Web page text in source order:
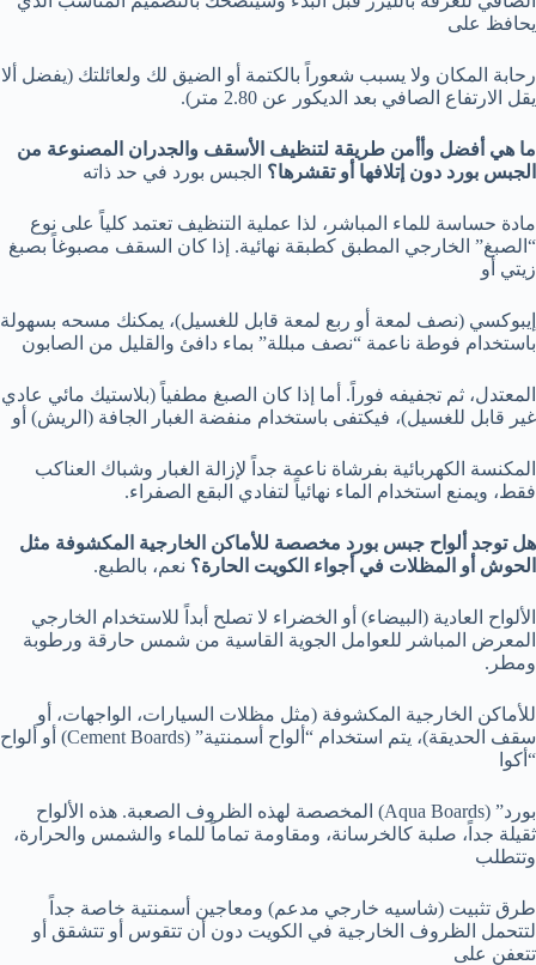
يحافظ على
رحابة المكان ولا يسبب شعوراً بالكتمة أو الضيق لك ولعائلتك (يفضل ألا
يقل الارتفاع الصافي بعد الديكور عن 2.80 متر).
ما هي أفضل وأأمن طريقة لتنظيف الأسقف والجدران المصنوعة من
الجبس بورد دون إتلافها أو تقشرها؟ الجبس بورد في حد ذاته
مادة حساسة للماء المباشر، لذا عملية التنظيف تعتمد كلياً على نوع
“الصبغ” الخارجي المطبق كطبقة نهائية. إذا كان السقف مصبوغاً بصبغ
زيتي أو
إيبوكسي (نصف لمعة أو ربع لمعة قابل للغسيل)، يمكنك مسحه بسهولة
باستخدام فوطة ناعمة “نصف مبللة” بماء دافئ والقليل من الصابون
المعتدل، ثم تجفيفه فوراً. أما إذا كان الصبغ مطفياً (بلاستيك مائي عادي
غير قابل للغسيل)، فيكتفى باستخدام منفضة الغبار الجافة (الريش) أو
المكنسة الكهربائية بفرشاة ناعمة جداً لإزالة الغبار وشباك العناكب
فقط، ويمنع استخدام الماء نهائياً لتفادي البقع الصفراء.
هل توجد ألواح جبس بورد مخصصة للأماكن الخارجية المكشوفة مثل
الحوش أو المظلات في أجواء الكويت الحارة؟ نعم، بالطبع.
الألواح العادية (البيضاء) أو الخضراء لا تصلح أبداً للاستخدام الخارجي
المعرض المباشر للعوامل الجوية القاسية من شمس حارقة ورطوبة
ومطر.
للأماكن الخارجية المكشوفة (مثل مظلات السيارات، الواجهات، أو
سقف الحديقة)، يتم استخدام “ألواح أسمنتية” (Cement Boards) أو ألواح
“أكوا
بورد” (Aqua Boards) المخصصة لهذه الظروف الصعبة. هذه الألواح
ثقيلة جداً، صلبة كالخرسانة، ومقاومة تماماً للماء والشمس والحرارة،
وتتطلب
طرق تثبيت (شاسيه خارجي مدعم) ومعاجين أسمنتية خاصة جداً
لتتحمل الظروف الخارجية في الكويت دون أن تتقوس أو تتشقق أو
تتعفن على